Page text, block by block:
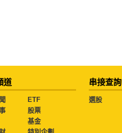
道
ETF
股票
基金
串接查詢
選股